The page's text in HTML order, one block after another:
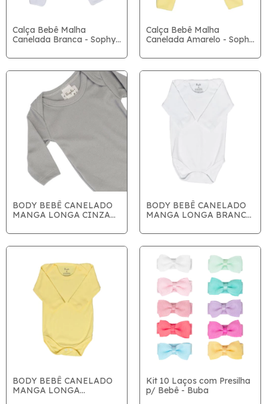
Calça Bebê Malha
Canelada Branca - Sophy
Calça Bebê Malha
Canelada Amarelo - Sophy
BODY BEBÊ CANELADO
MANGA LONGA CINZA
BODY BEBÊ CANELADO
MANGA LONGA BRANCO
BODY BEBÊ CANELADO
MANGA LONGA
Kit 10 Laços com Presilha
p/ Bebê - Buba